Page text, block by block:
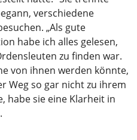
verschiedene
„Als gute
habe ich alles gelesen,
zu finden war.
von ihnen werden könnte,
Weg so gar nicht zu ihrem
habe sie eine Klarheit in